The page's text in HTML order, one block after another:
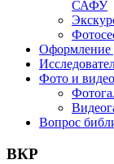
САФУ
Оформление
Фото и
Вопрос
ВКР